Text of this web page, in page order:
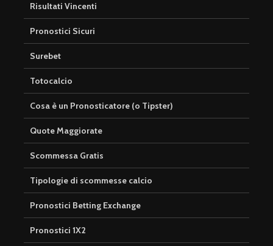
Risultati Vincenti
Pronostici Sicuri
Surebet
Totocalcio
Cosa è un Pronosticatore (o Tipster)
Quote Maggiorate
Scommessa Gratis
Tipologie di scommesse calcio
Pronostici Betting Exchange
Pronostici 1X2